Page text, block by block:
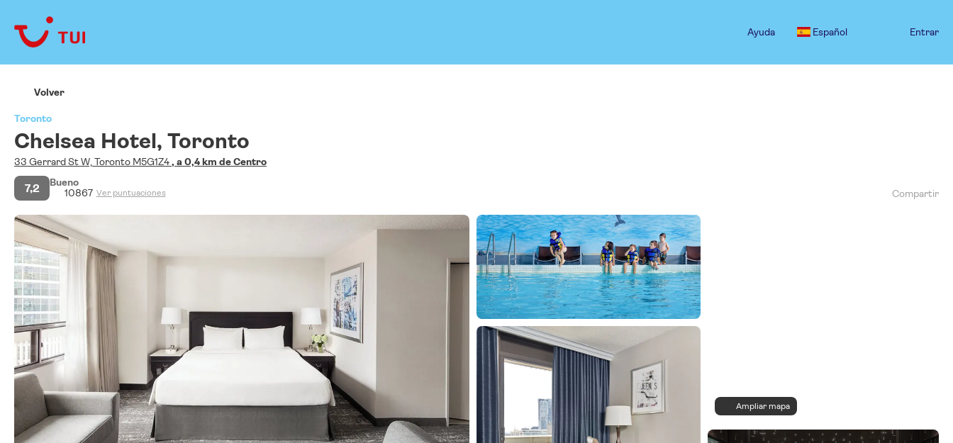
Ayuda Español Entrar
Volver
Toronto
Chelsea Hotel, Toronto
33 Gerrard St W, Toronto M5G1Z4, a 0,4 km de Centro
7,2
Bueno
10867 Ver puntuaciones Compartir
Ampliar mapa